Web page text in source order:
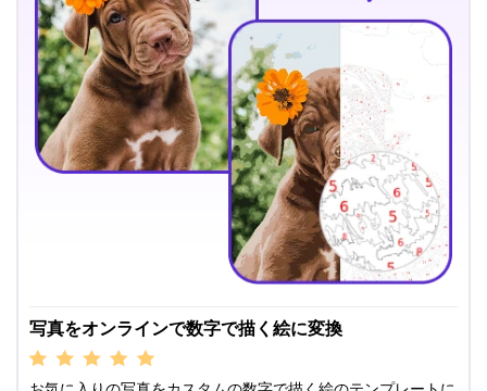
写真をオンラインで数字で描く絵に変換